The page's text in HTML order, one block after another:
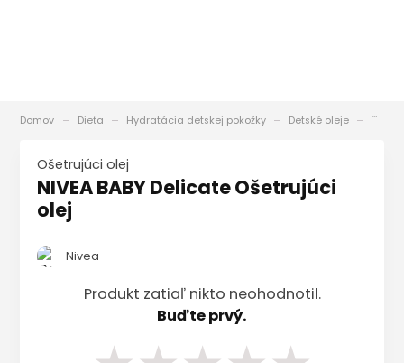
Domov Dieťa Hydratácia detskej pokožky Detské oleje
Ošetrujúci olej
NIVEA BABY Delicate Ošetrujúci
olej
Nivea
Produkt zatiaľ nikto neohodnotil.
Buďte prvý.